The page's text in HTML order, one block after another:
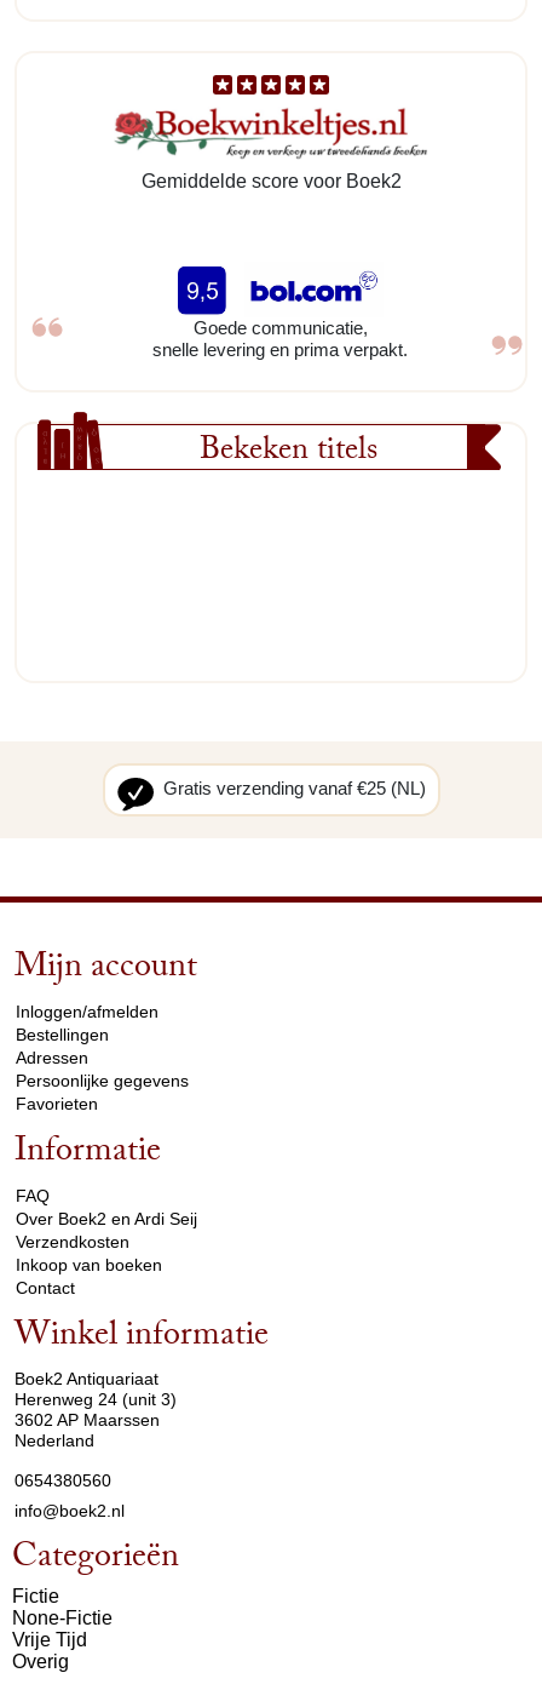
Gemiddelde score voor Boek2
Goede communicatie,
snelle levering en prima verpakt.
Bekeken titels
Gratis verzending vanaf €25 (NL)
Mijn account
Inloggen/afmelden
Bestellingen
Adressen
Persoonlijke gegevens
Favorieten
Informatie
FAQ
Over Boek2 en Ardi Seij
Verzendkosten
Inkoop van boeken
Contact
Winkel informatie
Boek2 Antiquariaat
Herenweg 24 (unit 3)
3602 AP Maarssen
Nederland
0654380560
info@boek2.nl
Categorieën
Fictie
None-Fictie
Vrije Tijd
Overig